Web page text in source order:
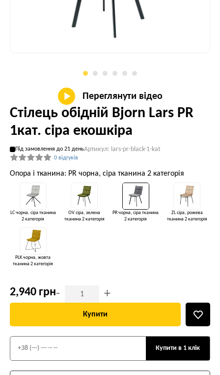
Переглянути відео
Стілець обідній Bjorn Lars PR
1кат. сіра екошкіра
Під замовлення до 21 деньАртикул: lars-pr-black-1-kat
0 відгуків
Опора і тканина: PR чорна, сіра тканина 2 категорія
LC чорна, сіра тканина
2 категорія
OV сіра, зелена
тканина 2 категорія
PR чорна, сіра тканина
2 категорія
ZL сіра, рожева
тканина 2 категорія
PLK чорна, жовта
тканина 2 категорія
2,940 грн- +
Купити
Купити в 1 клік